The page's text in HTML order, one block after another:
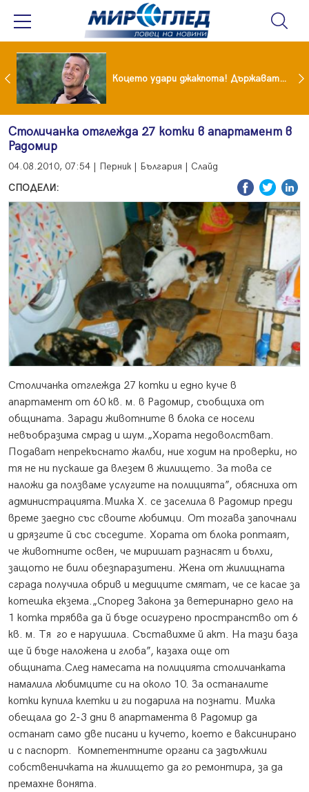
Тишина преди бурята! Защо Саня Армутлиева продължава да мълчи за раздялата с Дара? Коцето удари джакпота! Държавата му плаща 95 000 евро
Столичанка отглежда 27 котки в апартамент в
Радомир
04.08.2010, 07:54 | Перник | България | Слайд
СПОДЕЛИ:
Столичанка отглежда 27 котки и едно куче в
апартамент от 60 кв. м. в Радомир, съобщиха от
общината. Заради животните в блока се носели
невъобразима смрад и шум.„Хората недоволстват.
Подават непрекъснато жалби, ние ходим на проверки, но
тя не ни пускаше да влезем в жилището. За това се
наложи да ползваме услугите на полицията”, обясниха от
администрацията.Милка Х. се заселила в Радомир преди
време заедно със своите любимци. От тогава започнали
и дрязгите й със съседите. Хората от блока роптаят,
че животните освен, че миришат разнасят и бълхи,
защото не били обезпаразитени. Жена от жилищната
сграда получила обрив и медиците смятат, че се касае за
котешка екзема.„Според Закона за ветеринарно дело на
1 котка трябва да й бъде осигурено пространство от 6
кв. м. Тя го е нарушила. Съставихме й акт. На тази база
ще й бъде наложена и глоба”, казаха още от
общината.След намесата на полицията столичанката
намалила любимците си на около 10. За останалите
котки купила клетки и ги подарила на познати. Милка
обещала до 2-3 дни в апартамента в Радомир да
останат само две писани и кучето, което е ваксинирано
и с паспорт. Компетентните органи са задължили
собственичката на жилището да го ремонтира, за да
премахне вонята.